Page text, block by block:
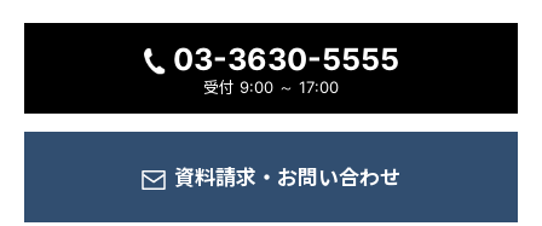
03-3630-5555
受付 9:00 ～ 17:00
資料請求・ お問い合わせ